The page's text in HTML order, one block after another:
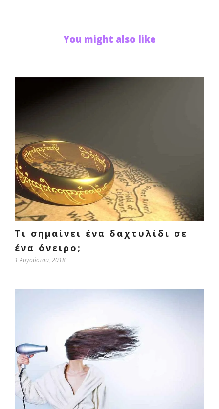
You might also like
Τι σημαίνει ένα δαχτυλίδι σε
ένα όνειρο;
1 Αυγούστου, 2018